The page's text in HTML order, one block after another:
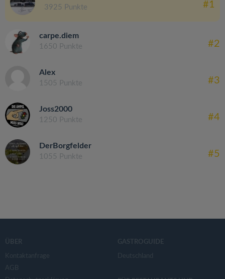
3925 Punkte #1
carpe.diem
1650 Punkte #2
Alex
1505 Punkte #3
Joss2000
1250 Punkte #4
DerBorgfelder
1055 Punkte #5
ÜBER
Kontaktanfrage
AGB
GASTROGUIDE
Deutschland